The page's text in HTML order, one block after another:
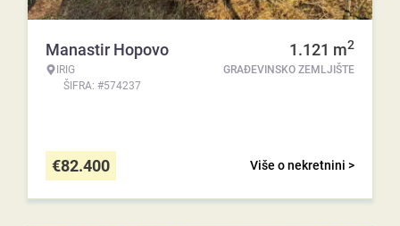
Manastir Hopovo
IRIG
ŠIFRA: #574237
1.121 m2
GRAĐEVINSKO ZEMLJIŠTE
Više o nekretnini >
€82.400